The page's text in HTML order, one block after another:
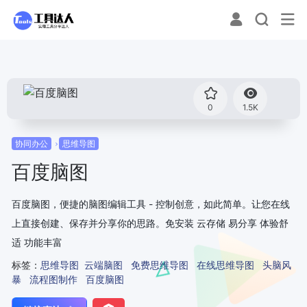
0 1.5K
协同办公 思维导图
百度脑图
百度脑图，便捷的脑图编辑工具 - 控制创意，如此简单。让您在线
上直接创建、保存并分享你的思路。免安装 云存储 易分享 体验舒
适 功能丰富
标签： 思维导图 云端脑图 免费思维导图 在线思维导图
头脑风
暴
流程图制作 百度脑图